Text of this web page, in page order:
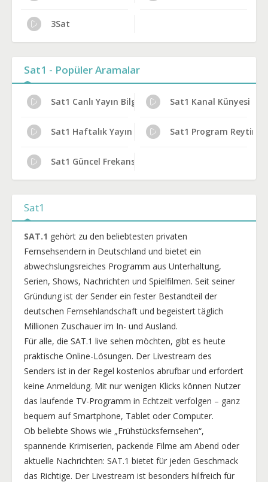
3Sat
Sat1 - Popüler Aramalar
Sat1 Canlı Yayın Bilgileri Sat1 Kanal Künyesi
Sat1 Haftalık Yayın Planı Sat1 Program
Sat1 Güncel Frekans 2024
Sat1
SAT.1 gehört zu den beliebtesten privaten
Fernsehsendern in Deutschland und bietet ein
abwechslungsreiches Programm aus Unterhaltung,
Serien, Shows, Nachrichten und Spielfilmen. Seit seiner
Gründung ist der Sender ein fester Bestandteil der
deutschen Fernsehlandschaft und begeistert täglich
Millionen Zuschauer im In- und Ausland.
Für alle, die SAT.1 live sehen möchten, gibt es heute
praktische Online-Lösungen. Der Livestream des
Senders ist in der Regel kostenlos abrufbar und erfordert
keine Anmeldung. Mit nur wenigen Klicks können Nutzer
das laufende TV-Programm in Echtzeit verfolgen – ganz
bequem auf Smartphone, Tablet oder Computer.
Ob beliebte Shows wie „Frühstücksfernsehen“,
spannende Krimiserien, packende Filme am Abend oder
aktuelle Nachrichten: SAT.1 bietet für jeden Geschmack
das Richtige. Der Livestream ist besonders hilfreich für